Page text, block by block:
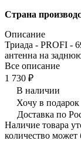
Страна
Описание
Триада - PROFI -
антенна на
Все описание
1 730 ₽
В наличии
Хочу в подарок
Доставка по
Наличие товара
количество